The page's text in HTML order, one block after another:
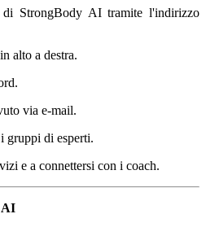
StrongBody AI tramite l'indirizzo
alto a destra.
via e-mail.
gruppi di esperti.
e a connettersi con i coach.
AI